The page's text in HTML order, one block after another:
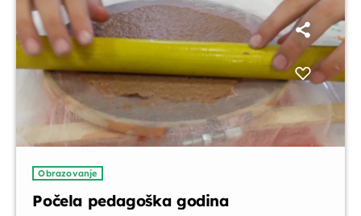
Djeca i mladi na radiju
10:15 - 11:00
Obrazovanje
Počela pedagoška godina